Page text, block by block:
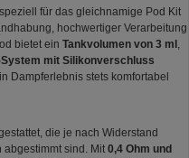
für das gleichnamige Pod Kit
hochwertiger Verarbeitung
bietet ein Tankvolumen von 3 ml ,
mit Silikonverschluss
Dampferlebnis stets komfortabel
die je nach Widerstand
sind. Mit 0,4 Ohm und